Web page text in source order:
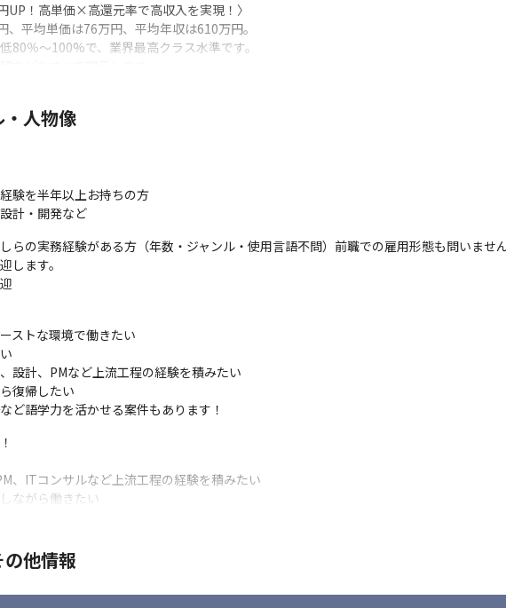
UP！高単価×高還元率で高収入を実現！〉
平均単価は76万円、平均年収は610万円。
80％～100%で、業界最高クラス水準です。
講座の利用料が無料
2回まで補助
書籍購入代を補助
部研修費用も補助
人物像
験を半年以上お持ちの方
計・開発など
らの実務経験がある方（年数・ジャンル・使用言語不問）前職での雇用形態も問いませ
します。
ストな環境で働きたい
設計、PMなど上流工程の経験を積みたい
復帰したい
ど語学力を活かせる案件もあります！
、ITコンサルなど上流工程の経験を積みたい
ながら働きたい
他情報